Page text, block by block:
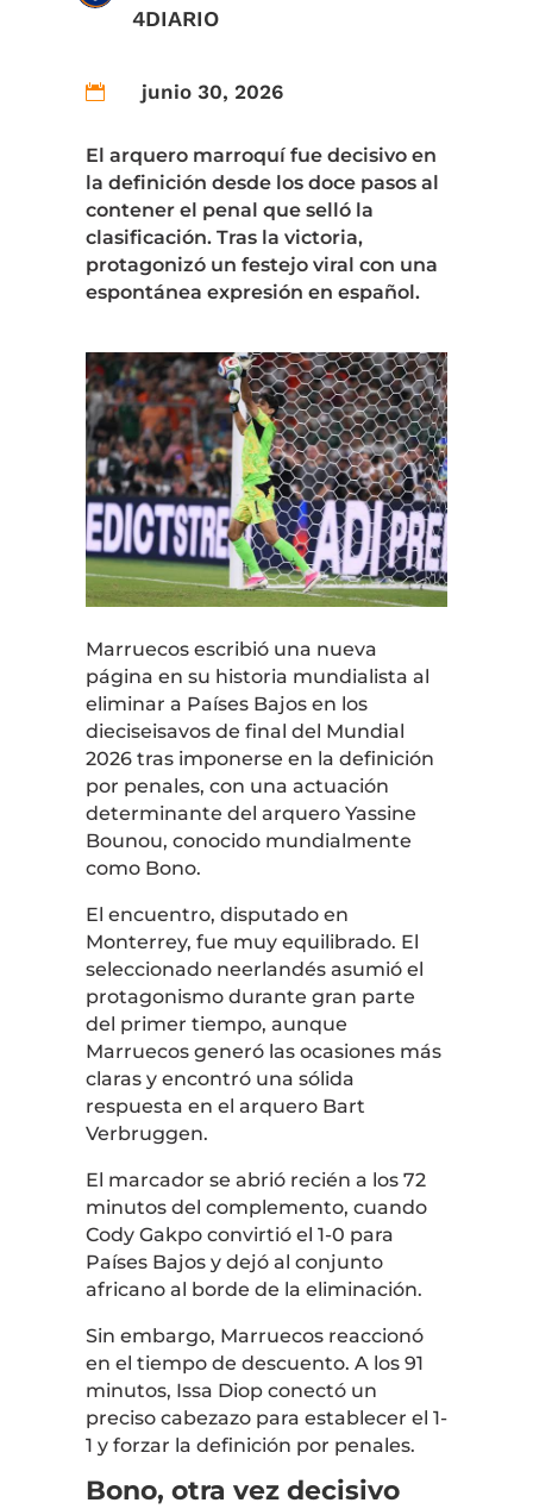
4DIARIO
 junio 30, 2026
El arquero marroquí fue decisivo en
la definición desde los doce pasos al
contener el penal que selló la
clasificación. Tras la victoria,
protagonizó un festejo viral con una
espontánea expresión en español.
Marruecos escribió una nueva
página en su historia mundialista al
eliminar a Países Bajos en los
dieciseisavos de final del Mundial
2026 tras imponerse en la definición
por penales, con una actuación
determinante del arquero Yassine
Bounou, conocido mundialmente
como Bono.
El encuentro, disputado en
Monterrey, fue muy equilibrado. El
seleccionado neerlandés asumió el
protagonismo durante gran parte
del primer tiempo, aunque
Marruecos generó las ocasiones más
claras y encontró una sólida
respuesta en el arquero Bart
Verbruggen.
El marcador se abrió recién a los 72
minutos del complemento, cuando
Cody Gakpo convirtió el 1-0 para
Países Bajos y dejó al conjunto
africano al borde de la eliminación.
Sin embargo, Marruecos reaccionó
en el tiempo de descuento. A los 91
minutos, Issa Diop conectó un
preciso cabezazo para establecer el 1-
1 y forzar la definición por penales.
Bono, otra vez decisivo